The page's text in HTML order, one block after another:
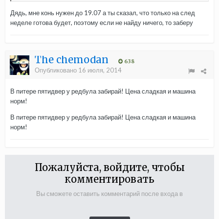
Дядь, мне конь нужен до 19.07 а ты сказал, что только на след
неделе готова будет, поэтому если не найду ничего, то заберу
The chemodan 638
Опубликовано 16 июля, 2014
В питере пятидвер у редбула забирай! Цена сладкая и машина
норм!
В питере пятидвер у редбула забирай! Цена сладкая и машина
норм!
Пожалуйста, войдите, чтобы
комментировать
Вы сможете оставить комментарий после входа в